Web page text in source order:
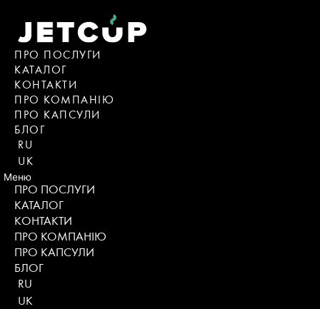
ПРО ПОСЛУГИ
КАТАЛОГ
KОНТАКТИ
ПРО КОМПАНІЮ
ПРО КАПСУЛИ
БЛОГ
RU
UK
Меню
ПРО ПОСЛУГИ
КАТАЛОГ
KОНТАКТИ
ПРО КОМПАНІЮ
ПРО КАПСУЛИ
БЛОГ
RU
UK